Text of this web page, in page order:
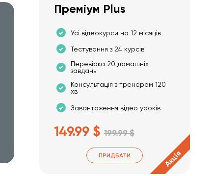
Преміум Plus
Усі відеокурси на 12 місяців
Тестування з 24 курсів
Перевірка 20 домашніх
завдань
Консультація з тренером 120
хв
Завантаження відео уроків
149.99 $ 199.99 $
ПРИДБАТИ Акція